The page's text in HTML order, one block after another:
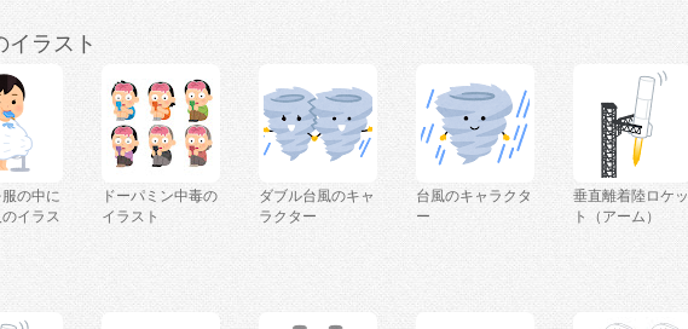
イラスト
の中に
イラス
ドーパミン中毒の
イラスト
ダブル台風のキャ
ラクター
台風のキャラクタ
ー
垂直離着陸ロケッ
ト（アーム）